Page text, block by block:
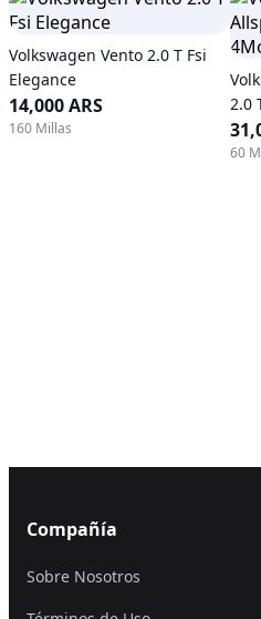
Volkswagen Vento 2.0 T Fsi
Elegance
14,000 ARS
160 Millas
2.0
60
Compañía
Sobre Nosotros